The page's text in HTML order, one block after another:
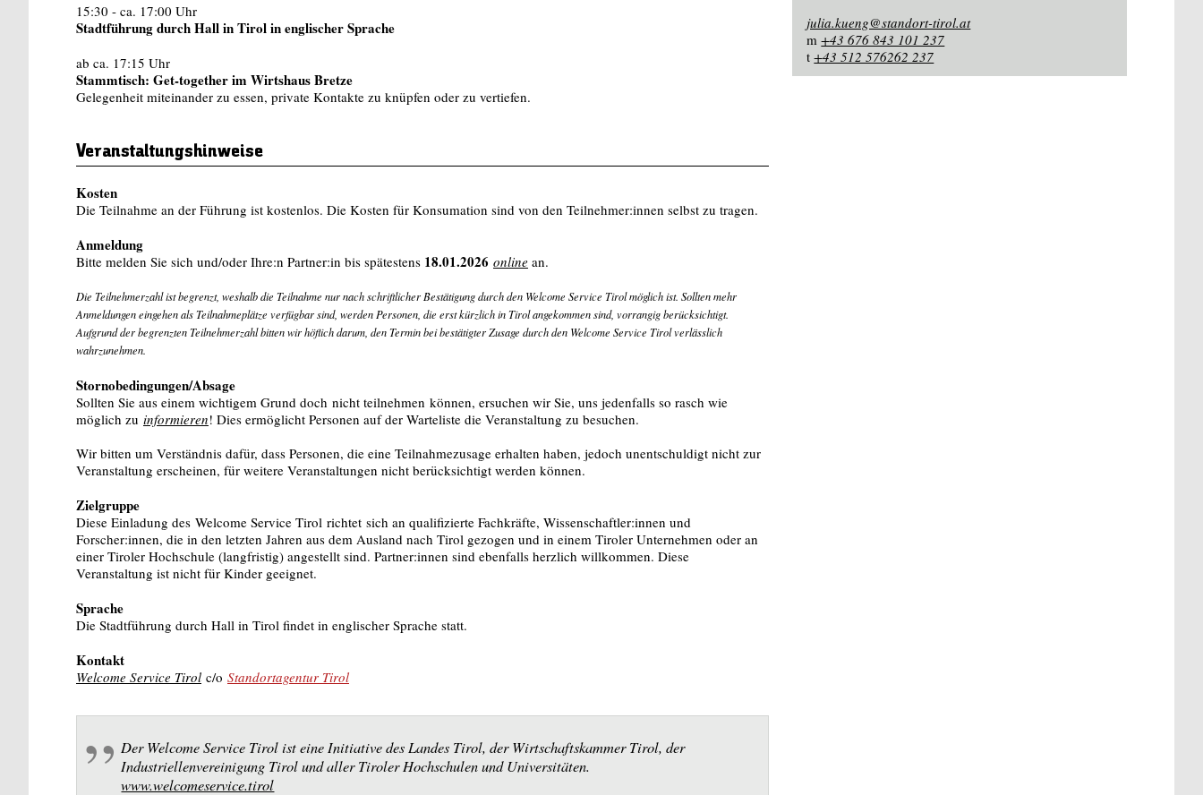
15:30 - ca. 17:00 Uhr
Stadtführung durch Hall in Tirol in englischer Sprache
ab ca. 17:15 Uhr
Stammtisch: Get-together im Wirtshaus Bretze
Gelegenheit miteinander zu essen, private Kontakte zu knüpfen oder zu vertiefen.
Veranstaltungshinweise
Kosten
Die Teilnahme an der Führung ist kostenlos. Die Kosten für Konsumation sind von den Teilnehmer:innen selbst zu tragen.
Anmeldung
Bitte melden Sie sich und/oder Ihre:n Partner:in bis spätestens 18.01.2026 online an.
Die Teilnehmerzahl ist begrenzt, weshalb die Teilnahme nur nach schriftlicher Bestätigung durch den Welcome Service Tirol möglich ist. Sollten mehr
Anmeldungen eingehen als Teilnahmeplätze verfügbar sind, werden Personen, die erst kürzlich in Tirol angekommen sind, vorrangig berücksichtigt.
Aufgrund der begrenzten Teilnehmerzahl bitten wir höflich darum, den Termin bei bestätigter Zusage durch den Welcome Service Tirol verlässlich
wahrzunehmen.
Stornobedingungen/Absage
Sollten Sie aus einem wichtigem Grund doch nicht teilnehmen können, ersuchen wir Sie, uns jedenfalls so rasch wie
möglich zu informieren! Dies ermöglicht Personen auf der Warteliste die Veranstaltung zu besuchen.
Wir bitten um Verständnis dafür, dass Personen, die eine Teilnahmezusage erhalten haben, jedoch unentschuldigt nicht zur
Veranstaltung erscheinen, für weitere Veranstaltungen nicht berücksichtigt werden können.
Zielgruppe
Diese Einladung des Welcome Service Tirol richtet sich an qualifizierte Fachkräfte, Wissenschaftler:innen und
Forscher:innen, die in den letzten Jahren aus dem Ausland nach Tirol gezogen und in einem Tiroler Unternehmen oder an
einer Tiroler Hochschule (langfristig) angestellt sind. Partner:innen sind ebenfalls herzlich willkommen. Diese
Veranstaltung ist nicht für Kinder geeignet.
Sprache
Die Stadtführung durch Hall in Tirol findet in englischer Sprache statt.
Kontakt
Welcome Service Tirolc/o Standortagentur Tirol
Der Welcome Service Tirol ist eine Initiative des Landes Tirol, der Wirtschaftskammer Tirol, der
Industriellenvereinigung Tirol und aller Tiroler Hochschulen und Universitäten.
www.welcomeservice.tirol
julia.kueng@standort-tirol.at
m+43 676 843 101 237
t+43 512 576262 237